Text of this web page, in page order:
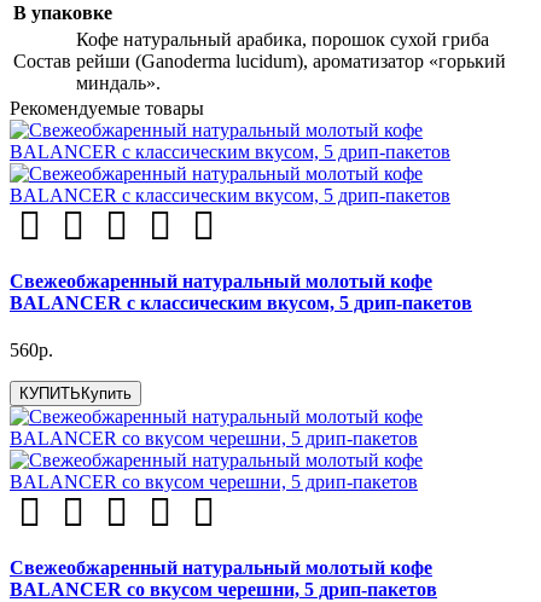
В упаковке
Состав
Кофе натуральный арабика, порошок сухой гриба
рейши (Ganoderma lucidum), ароматизатор «горький
миндаль».
Рекомендуемые товары
Свежеобжаренный натуральный молотый кофе
BALANCER с классическим вкусом, 5 дрип-пакетов
560р.
КУПИТЬ Купить
Свежеобжаренный натуральный молотый кофе
BALANCER со вкусом черешни, 5 дрип-пакетов